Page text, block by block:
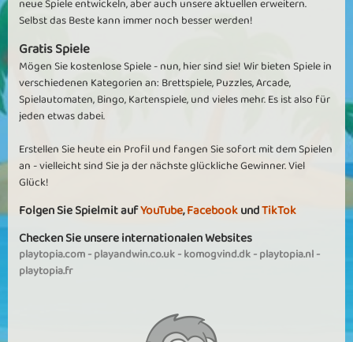
neue Spiele entwickeln, aber auch unsere aktuellen erweitern.
Selbst das Beste kann immer noch besser werden!
Gratis Spiele
Mögen Sie kostenlose Spiele - nun, hier sind sie! Wir bieten Spiele in
verschiedenen Kategorien an: Brettspiele, Puzzles, Arcade,
Spielautomaten, Bingo, Kartenspiele, und vieles mehr. Es ist also für
jeden etwas dabei.
Erstellen Sie heute ein Profil und fangen Sie sofort mit dem Spielen
an - vielleicht sind Sie ja der nächste glückliche Gewinner. Viel
Glück!
Folgen Sie Spielmit aufYouTube,FacebookundTikTok
Checken Sie unsere internationalen Websites
playtopia.com-playandwin.co.uk-komogvind.dk-playtopia.nl-
playtopia.fr